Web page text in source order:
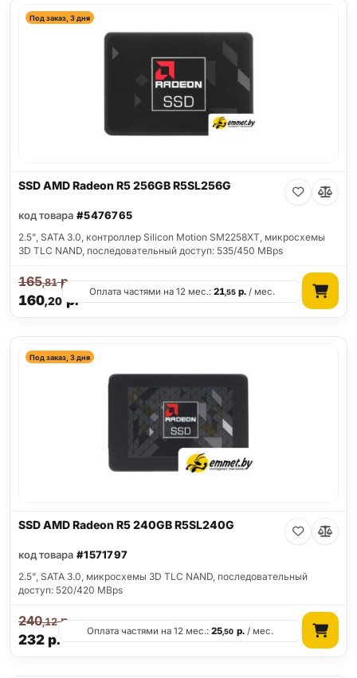
Под заказ, 3 дня
SSD AMD Radeon R5 256GB R5SL256G
код товара #5476765
2.5", SATA 3.0, контроллер Silicon Motion SM2258XT, микросхемы
3D TLC NAND, последовательный доступ: 535/450 MBps
160,20р.
165,81р.
Оплата частями на 12 мес.:21,55 р. / мес.
Под заказ, 3 дня
SSD AMD Radeon R5 240GB R5SL240G
код товара #1571797
2.5", SATA 3.0, микросхемы 3D TLC NAND, последовательный
доступ: 520/420 MBps
232р.
240,12р.
Оплата частями на 12 мес.:25,50 р./ мес.